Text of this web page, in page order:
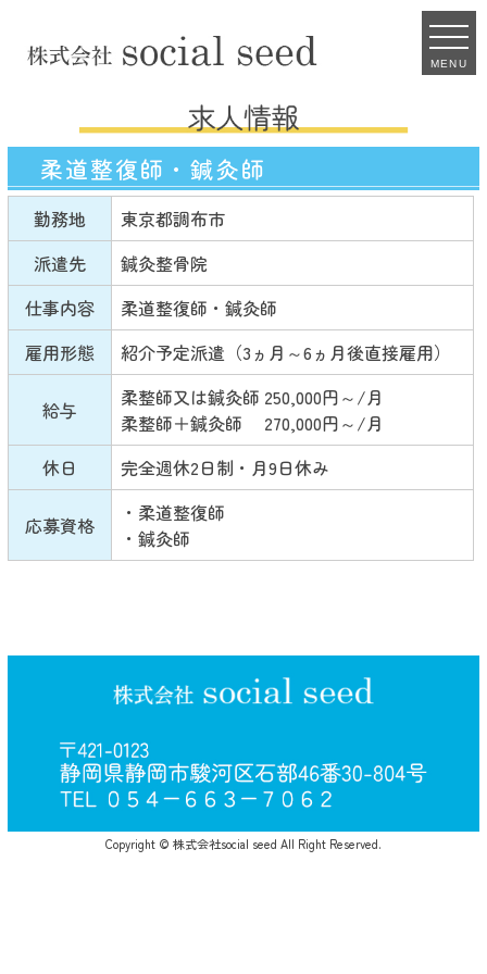
MENU
柔道整復師・鍼灸師
勤務地
東京都調布市
派遣先
鍼灸整骨院
仕事内容
柔道整復師・鍼灸師
雇用形態
紹介予定派遣（3ヵ月～6ヵ月後直接雇用）
給与
柔整師又は鍼灸師 250,000円～/月
柔整師＋鍼灸師 270,000円～/月
休日
完全週休2日制・月9日休み
応募資格
・柔道整復師
・鍼灸師
Copyright © 株式会社social seed All Right Reserved.